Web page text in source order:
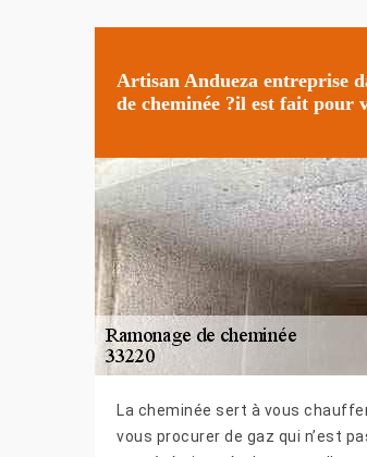
Artisan Andueza entreprise
de cheminée ?il est fait pour
La cheminée sert à vous
vous procurer de gaz qui n’est